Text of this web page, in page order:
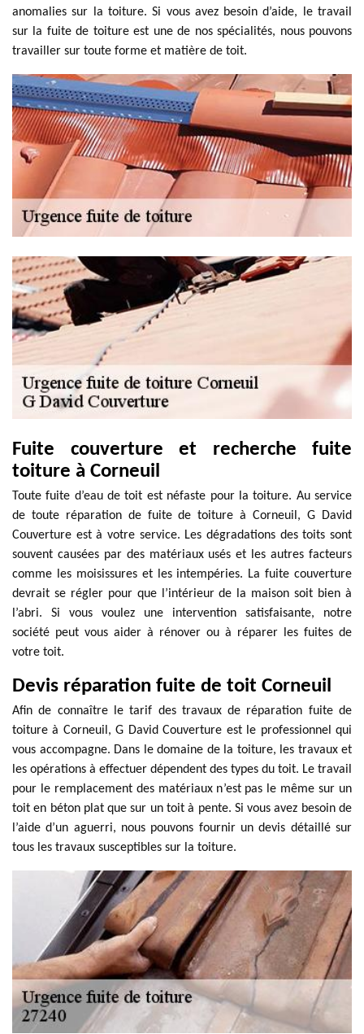
anomalies sur la toiture. Si vous avez besoin d’aide, le travail
sur la fuite de toiture est une de nos spécialités, nous pouvons
travailler sur toute forme et matière de toit.
Fuite couverture et recherche fuite
toiture à Corneuil
Toute fuite d’eau de toit est néfaste pour la toiture. Au service
de toute réparation de fuite de toiture à Corneuil, G David
Couverture est à votre service. Les dégradations des toits sont
souvent causées par des matériaux usés et les autres facteurs
comme les moisissures et les intempéries. La fuite couverture
devrait se régler pour que l’intérieur de la maison soit bien à
l’abri. Si vous voulez une intervention satisfaisante, notre
société peut vous aider à rénover ou à réparer les fuites de
votre toit.
Devis réparation fuite de toit Corneuil
Afin de connaître le tarif des travaux de réparation fuite de
toiture à Corneuil, G David Couverture est le professionnel qui
vous accompagne. Dans le domaine de la toiture, les travaux et
les opérations à effectuer dépendent des types du toit. Le travail
pour le remplacement des matériaux n’est pas le même sur un
toit en béton plat que sur un toit à pente. Si vous avez besoin de
l’aide d’un aguerri, nous pouvons fournir un devis détaillé sur
tous les travaux susceptibles sur la toiture.